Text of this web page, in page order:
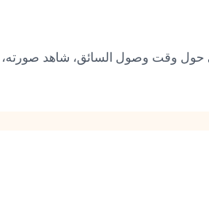
وقت وصول السائق، شاهد صورته،